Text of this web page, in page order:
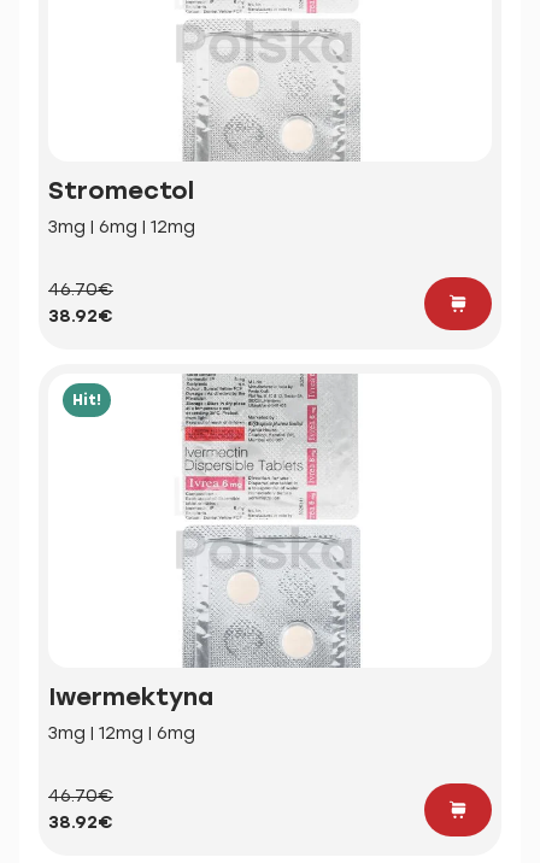
Stromectol
3mg | 6mg | 12mg
46.70€
38.92€
Hit!
Iwermektyna
3mg | 12mg | 6mg
46.70€
38.92€